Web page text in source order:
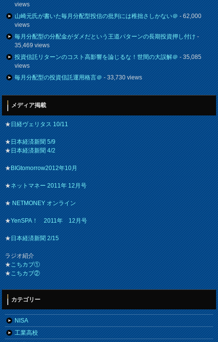
views
山崎元氏が書いた毎月分配型投信の批判には稚拙さしかない＠- 62,000
views
毎月分配型の分配金がダメだという王道パターンの長期投資押し付け-
35,469 views
投資信託リターンのコスト高影響を論じるな！世間の大誤解＠- 35,085
views
毎月分配型の投資信託運用格言＠- 33,730 views
メディア掲載
★日経ヴェリタス 10/11
★日本経済新聞 5/9
★日本経済新聞 4/2
★BIGtomorrow2012年10月
★ネットマネー 2011年 12月号
★NETMONEY オンライン
★YenSPA！ 2011年 12月号
★日本経済新聞 2/15
ラジオ紹介
★こちカブ①
★こちカブ②
カテゴリー
NISA
工業高校